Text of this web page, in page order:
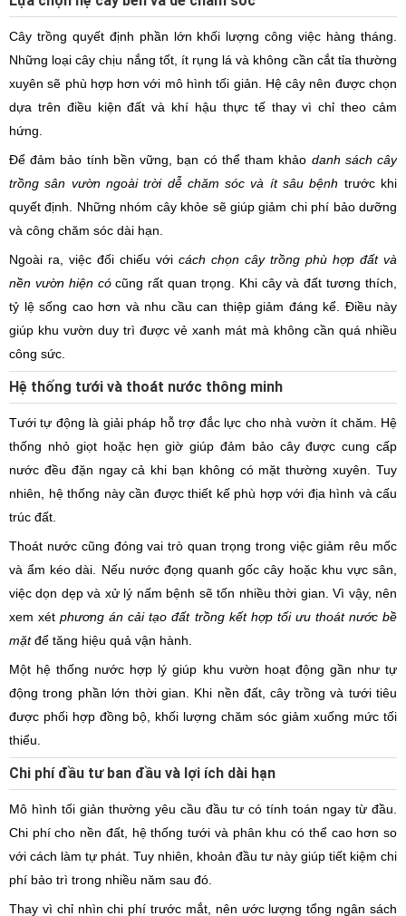
Cây trồng quyết định phần lớn khối lượng công việc hàng tháng.
Những loại cây chịu nắng tốt, ít rụng lá và không cần cắt tỉa thường
xuyên sẽ phù hợp hơn với mô hình tối giản. Hệ cây nên được chọn
dựa trên điều kiện đất và khí hậu thực tế thay vì chỉ theo cảm
hứng.
Để đảm bảo tính bền vững, bạn có thể tham khảo danh sách cây
trồng sân vườn ngoài trời dễ chăm sóc và ít sâu bệnh trước khi
quyết định. Những nhóm cây khỏe sẽ giúp giảm chi phí bảo dưỡng
và công chăm sóc dài hạn.
Ngoài ra, việc đối chiếu với cách chọn cây trồng phù hợp đất và
nền vườn hiện cócũng rất quan trọng. Khi cây và đất tương thích,
tỷ lệ sống cao hơn và nhu cầu can thiệp giảm đáng kể. Điều này
giúp khu vườn duy trì được vẻ xanh mát mà không cần quá nhiều
công sức.
Hệ thống tưới và thoát nước thông minh
Tưới tự động là giải pháp hỗ trợ đắc lực cho nhà vườn ít chăm. Hệ
thống nhỏ giọt hoặc hẹn giờ giúp đảm bảo cây được cung cấp
nước đều đặn ngay cả khi bạn không có mặt thường xuyên. Tuy
nhiên, hệ thống này cần được thiết kế phù hợp với địa hình và cấu
trúc đất.
Thoát nước cũng đóng vai trò quan trọng trong việc giảm rêu mốc
và ẩm kéo dài. Nếu nước đọng quanh gốc cây hoặc khu vực sân,
việc dọn dẹp và xử lý nấm bệnh sẽ tốn nhiều thời gian. Vì vậy, nên
xem xétphương án cải tạo đất trồng kết hợp tối ưu thoát nước bề
mặtđể tăng hiệu quả vận hành.
Một hệ thống nước hợp lý giúp khu vườn hoạt động gần như tự
động trong phần lớn thời gian. Khi nền đất, cây trồng và tưới tiêu
được phối hợp đồng bộ, khối lượng chăm sóc giảm xuống mức tối
thiểu.
Chi phí đầu tư ban đầu và lợi ích dài hạn
Mô hình tối giản thường yêu cầu đầu tư có tính toán ngay từ đầu.
Chi phí cho nền đất, hệ thống tưới và phân khu có thể cao hơn so
với cách làm tự phát. Tuy nhiên, khoản đầu tư này giúp tiết kiệm chi
phí bảo trì trong nhiều năm sau đó.
Thay vì chỉ nhìn chi phí trước mắt, nên ước lượng tổng ngân sách